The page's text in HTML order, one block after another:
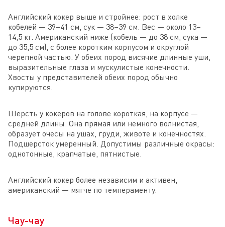
Английский кокер выше и стройнее: рост в холке
кобелей — 39–41 см, сук — 38–39 см. Вес — около 13–
14,5 кг. Американский ниже (кобель — до 38 см, сука —
до 35,5 см), с более коротким корпусом и округлой
черепной частью. У обеих пород висячие длинные уши,
выразительные глаза и мускулистые конечности.
Хвосты у представителей обеих пород обычно
купируются.
Шерсть у кокеров на голове короткая, на корпусе —
средней длины. Она прямая или немного волнистая,
образует очесы на ушах, груди, животе и конечностях.
Подшерсток умеренный. Допустимы различные окрасы:
однотонные, крапчатые, пятнистые.
Английский кокер более независим и активен,
американский — мягче по темпераменту.
Чау-чау